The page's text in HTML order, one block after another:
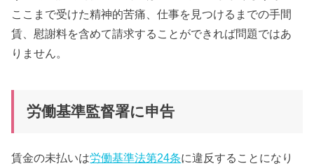
ここまで受けた精神的苦痛、仕事を見つけるまでの手間
賃、慰謝料を含めて請求することができれば問題ではあ
りません。
労働基準監督署に申告
賃金の未払いは労働基準法第24条に違反することになり